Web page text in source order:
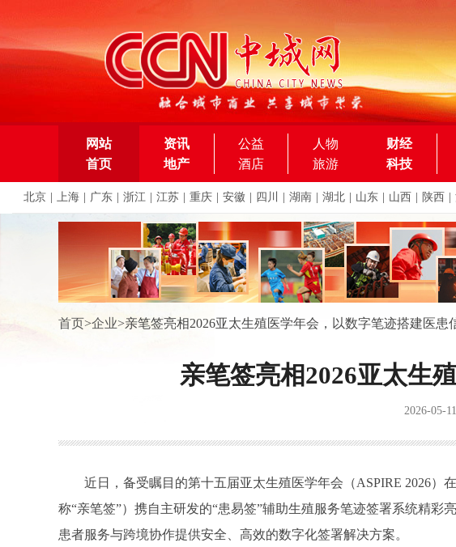
网站
首页
资讯 公益 人物 财经
地产
酒店 旅游 科技
北京 上海 广东 浙江 江苏 重庆 安徽 四川 湖南 湖北 山东 山西 陕西
首页>企业>亲笔签亮相2026亚太生殖医学年会，以数字笔迹搭建医患
亲笔签亮相2026亚太生
2026-05-11
近日，备受瞩目的第十五届亚太生殖医学年会（ASPIRE 2026
称“亲笔签”）携自主研发的“患易签”辅助生殖服务笔迹签署系统精
患者服务与跨境协作提供安全、高效的数字化签署解决方案。